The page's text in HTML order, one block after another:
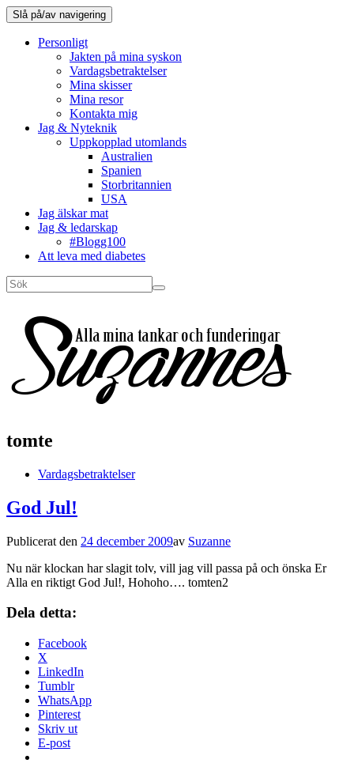
Slå på/av navigering
Personligt
Jakten på mina syskon
Vardagsbetraktelser
Mina skisser
Mina resor
Kontakta mig
Jag & Nyteknik
Uppkopplad utomlands
Australien
Spanien
Storbritannien
USA
Jag älskar mat
Jag & ledarskap
#Blogg100
Att leva med diabetes
tomte
Vardagsbetraktelser
God Jul!
Publicerat den 24 december 2009av Suzanne
Nu när klockan har slagit tolv, vill jag vill passa på och önska Er
Alla en riktigt God Jul!, Hohoho…. tomten2
Dela detta:
Facebook
X
LinkedIn
Tumblr
WhatsApp
Pinterest
Skriv ut
E-post